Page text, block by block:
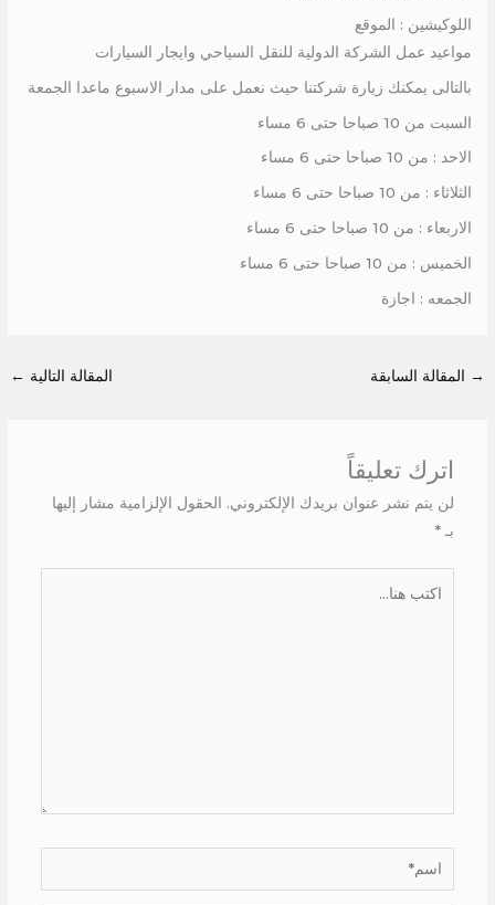
اللوكيشين : الموقع
مواعيد عمل الشركة الدولية للنقل السياحي وايجار السيارات
بالتالى يمكنك زيارة شركتنا حيث نعمل على مدار الاسبوع ماعدا الجمعة
السبت من 10 صباحا حتى 6 مساء
الاحد : من 10 صباحا حتى 6 مساء
الثلاثاء : من 10 صباحا حتى 6 مساء
الاربعاء : من 10 صباحا حتى 6 مساء
الخميس : من 10 صباحا حتى 6 مساء
الجمعه : اجازة
→ المقالة السابقة المقالة التالية ←
اترك تعليقاً
لن يتم نشر عنوان بريدك الإلكتروني. الحقول الإلزامية مشار إليها
بـ *
اسم*